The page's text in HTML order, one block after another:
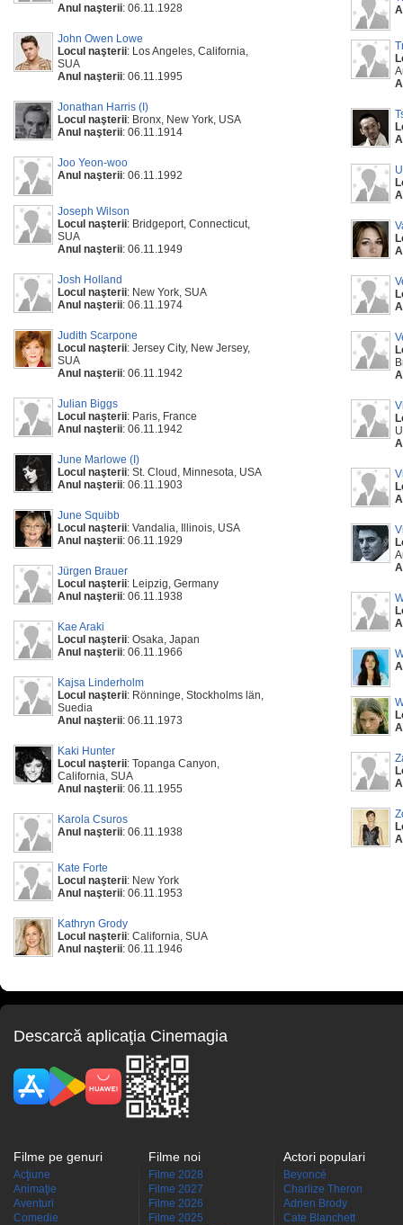
Anul naşterii: 06.11.1928
John Owen Lowe
Locul naşterii: Los Angeles, California,
SUA
Anul naşterii: 06.11.1995
Jonathan Harris (I)
Locul naşterii: Bronx, New York, USA
Anul naşterii: 06.11.1914
Joo Yeon-woo
Anul naşterii: 06.11.1992
Joseph Wilson
Locul naşterii: Bridgeport, Connecticut,
SUA
Anul naşterii: 06.11.1949
Josh Holland
Locul naşterii: New York, SUA
Anul naşterii: 06.11.1974
Judith Scarpone
Locul naşterii: Jersey City, New Jersey,
SUA
Anul naşterii: 06.11.1942
Julian Biggs
Locul naşterii: Paris, France
Anul naşterii: 06.11.1942
June Marlowe (I)
Locul naşterii: St. Cloud, Minnesota, USA
Anul naşterii: 06.11.1903
June Squibb
Locul naşterii: Vandalia, Illinois, USA
Anul naşterii: 06.11.1929
Jürgen Brauer
Locul naşterii: Leipzig, Germany
Anul naşterii: 06.11.1938
Kae Araki
Locul naşterii: Osaka, Japan
Anul naşterii: 06.11.1966
Kajsa Linderholm
Locul naşterii: Rönninge, Stockholms län,
Suedia
Anul naşterii: 06.11.1973
Kaki Hunter
Locul naşterii: Topanga Canyon,
California, SUA
Anul naşterii: 06.11.1955
Karola Csuros
Anul naşterii: 06.11.1938
Kate Forte
Locul naşterii: New York
Anul naşterii: 06.11.1953
Kathryn Grody
Locul naşterii: California, SUA
Anul naşterii: 06.11.1946
Descarcă aplicaţia Cinemagia
Filme pe genuri
Acţiune
Animaţie
Aventuri
Comedie
Filme noi
Filme 2028
Filme 2027
Filme 2026
Filme 2025
Actori populari
Beyoncé
Charlize Theron
Adrien Brody
Cate Blanchett